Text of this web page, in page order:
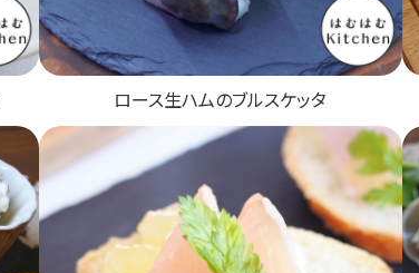
ロース生ハムのブルスケッタ